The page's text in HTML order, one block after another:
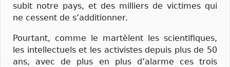
subit notre pays, et des milliers de victimes qui
ne cessent de s’additionner.
Pourtant, comme le martèlent les scientifiques,
les intellectuels et les activistes depuis plus de 50
ans, avec de plus en plus d’alarme ces trois